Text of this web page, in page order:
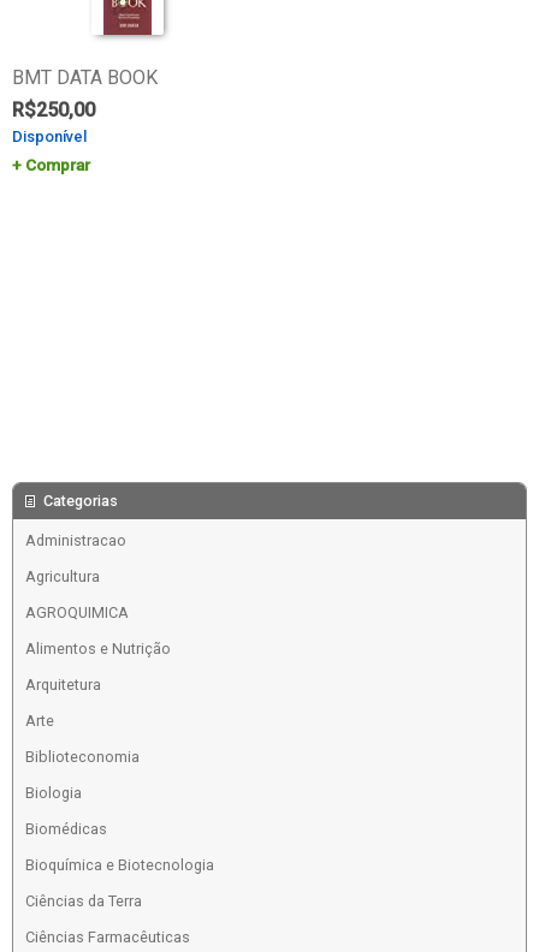
BMT DATA BOOK
R$250,00
Disponível
Comprar
Categorias
Administracao
Agricultura
AGROQUIMICA
Alimentos e Nutrição
Arquitetura
Arte
Biblioteconomia
Biologia
Biomédicas
Bioquímica e Biotecnologia
Ciências da Terra
Ciências Farmacêuticas